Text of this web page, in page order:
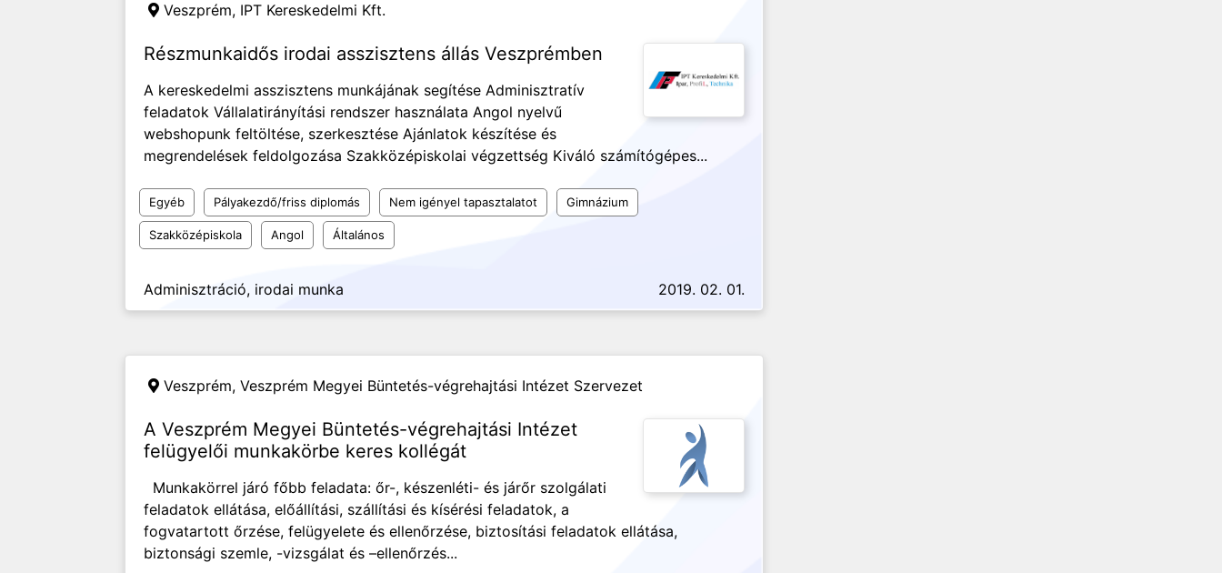
Veszprém, IPT Kereskedelmi Kft.
Részmunkaidős irodai asszisztens állás Veszprémben
A kereskedelmi asszisztens munkájának segítése Adminisztratív
feladatok Vállalatirányítási rendszer használata Angol nyelvű
webshopunk feltöltése, szerkesztése Ajánlatok készítése és
megrendelések feldolgozása Szakközépiskolai végzettség Kiváló számítógépes...
Egyéb Pályakezdő/friss diplomás Nem igényel tapasztalatot Gimnázium
Szakközépiskola Angol Általános
Adminisztráció, irodai munka 2019. 02. 01.
Veszprém, Veszprém Megyei Büntetés-végrehajtási Intézet Szervezet
A Veszprém Megyei Büntetés-végrehajtási Intézet
felügyelői munkakörbe keres kollégát
Munkakörrel járó főbb feladata: őr-, készenléti- és járőr szolgálati
feladatok ellátása, előállítási, szállítási és kísérési feladatok, a
fogvatartott őrzése, felügyelete és ellenőrzése, biztosítási feladatok ellátása,
biztonsági szemle, -vizsgálat és –ellenőrzés...